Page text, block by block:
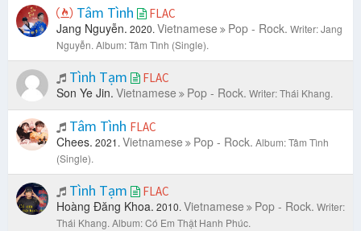
Tâm Tình FLAC
Jang Nguyễn. 2020. Vietnamese Pop - Rock. Writer: Jang
Nguyễn. Album: Tâm Tình (Single).
Tình Tạm FLAC
Son Ye Jin. Vietnamese Pop - Rock. Writer: Thái Khang.
Tâm Tình FLAC
Chees. 2021. Vietnamese Pop - Rock. Album: Tâm Tình
(Single).
Tình Tạm FLAC
Hoàng Đăng Khoa. 2010. Vietnamese Pop - Rock. Writer:
Thái Khang. Album: Có Em Thật Hanh Phúc.